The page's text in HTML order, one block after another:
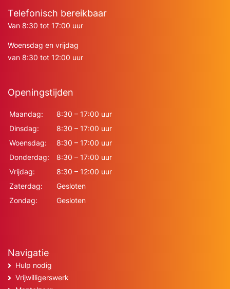
Telefonisch bereikbaar
Van 8:30 tot 17:00 uur
Woensdag en vrijdag
van 8:30 tot 12:00 uur
Openingstijden
Maandag:
8:30 – 17:00 uur
Dinsdag:
8:30 – 17:00 uur
Woensdag:
8:30 – 17:00 uur
Donderdag:
8:30 – 17:00 uur
Vrijdag:
8:30 – 12:00 uur
Zaterdag:
Gesloten
Zondag:
Gesloten
Navigatie
Hulp nodig
Vrijwilligerswerk